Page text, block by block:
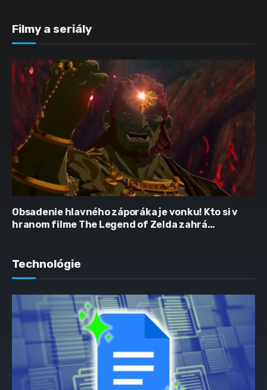
Filmy a seriály
Obsadenie hlavného záporáka je vonku! Kto si v
hranom filme The Legend of Zelda zahrá
Technológie